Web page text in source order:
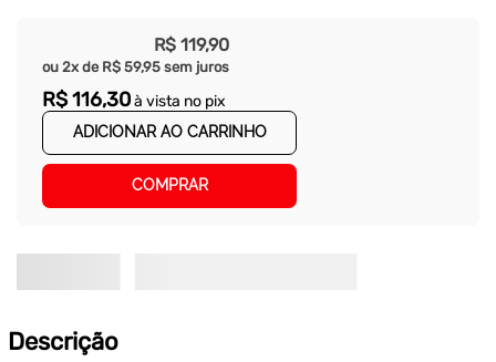
R$ 119,90
ou 2x de R$ 59,95 sem juros
R$116,30à vista no pix
ADICIONAR AO CARRINHO
COMPRAR
Descrição